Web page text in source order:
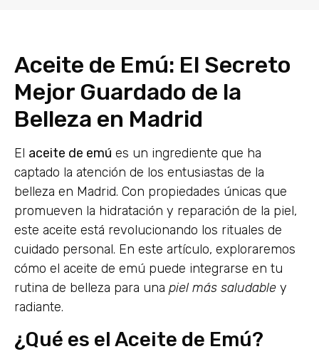
Aceite de Emú: El Secreto
Mejor Guardado de la
Belleza en Madrid
El aceite de emú es un ingrediente que ha
captado la atención de los entusiastas de la
belleza en Madrid. Con propiedades únicas que
promueven la hidratación y reparación de la piel,
este aceite está revolucionando los rituales de
cuidado personal. En este artículo, exploraremos
cómo el aceite de emú puede integrarse en tu
rutina de belleza para una piel más saludable y
radiante.
¿Qué es el Aceite de Emú?